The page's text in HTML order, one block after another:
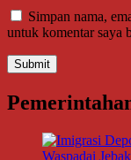
Simpan nama,
untuk komentar saya